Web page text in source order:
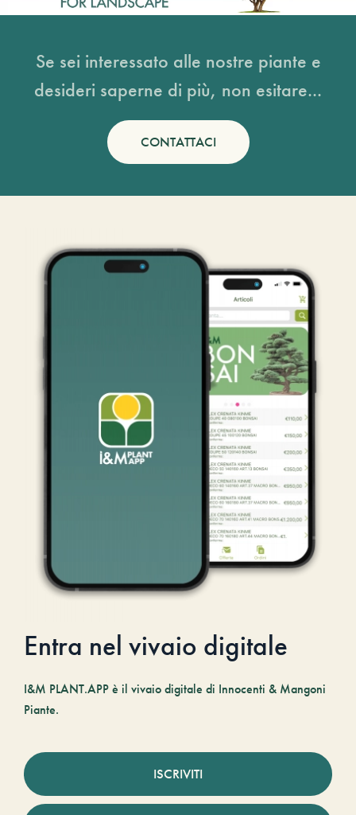
Se sei interessato alle nostre piante e
desideri saperne di più, non esitare...
CONTATTACI
Entra nel vivaio digitale
I&M PLANT.APP è il vivaio digitale di Innocenti & Mangoni
Piante.
ISCRIVITI